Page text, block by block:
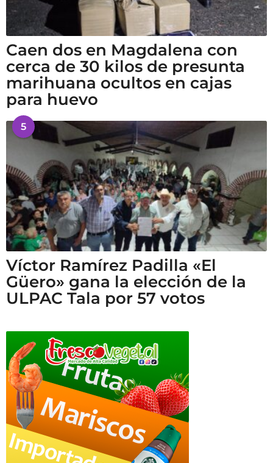
Caen dos en Magdalena con
cerca de 30 kilos de presunta
marihuana ocultos en cajas
para huevo
5
Víctor Ramírez Padilla «El
Güero» gana la elección de la
ULPAC Tala por 57 votos